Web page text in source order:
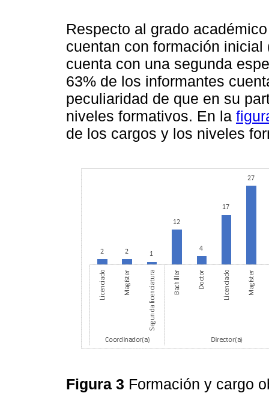
Respecto al grado
cuentan con formación
cuenta con una segunda
63% de los informantes
peculiaridad de que en su
niveles formativos. En la
de los cargos y los niveles
Figura 3 Formación y cargo